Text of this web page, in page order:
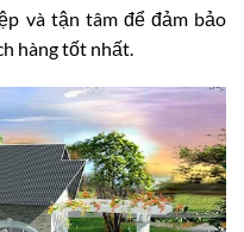
và tận tâm để đảm bảo
hàng tốt nhất.